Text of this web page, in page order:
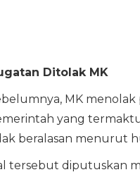
Ditolak MK
MK
yang
beralasan menurut
tersebut diputuskan